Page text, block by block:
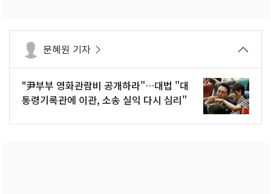
문혜원 기자
"尹부부 영화관람비 공개하라"…대법 "대
통령기록관에 이관, 소송 실익 다시 심리"